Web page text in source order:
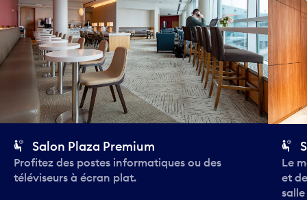
Salon Plaza Premium
Profitez des postes informatiques ou des
téléviseurs à écran plat.
Le
et